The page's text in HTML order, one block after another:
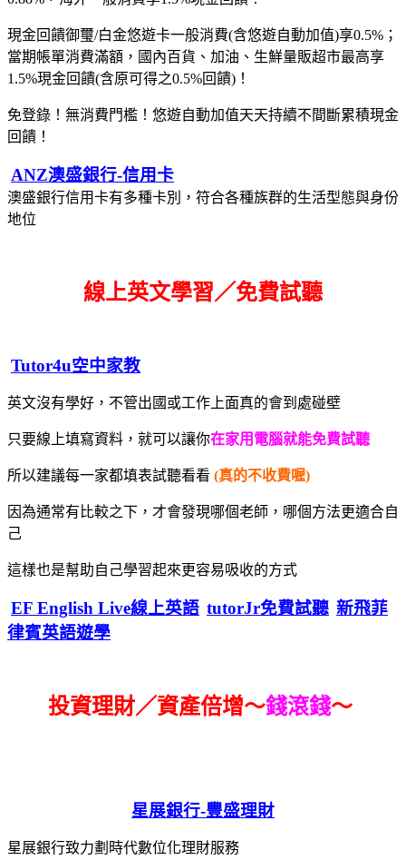
現金回饋御璽/白金悠遊卡一般消費(含悠遊自動加值)享0.5%；
當期帳單消費滿額，國內百貨、加油、生鮮量販超市最高享
1.5%現金回饋(含原可得之0.5%回饋)！
免登錄！無消費門檻！悠遊自動加值天天持續不間斷累積現金
回饋！
ANZ澳盛銀行-信用卡
澳盛銀行信用卡有多種卡別，符合各種族群的生活型態與身份
地位
線上英文學習／免費試聽
Tutor4u空中家教
英文沒有學好，不管出國或工作上面真的會到處碰壁
只要線上填寫資料，就可以讓你在家用電腦就能免費試聽
所以建議每一家都填表試聽看看 (真的不收費喔)
因為通常有比較之下，才會發現哪個老師，哪個方法更適合自
己
這樣也是幫助自己學習起來更容易吸收的方式
EF English Live線上英語 tutorJr免費試聽 新飛菲
律賓英語遊學
投資理財／資產倍增～錢滾錢～
星展銀行-豐盛理財
星展銀行致力劃時代數位化理財服務